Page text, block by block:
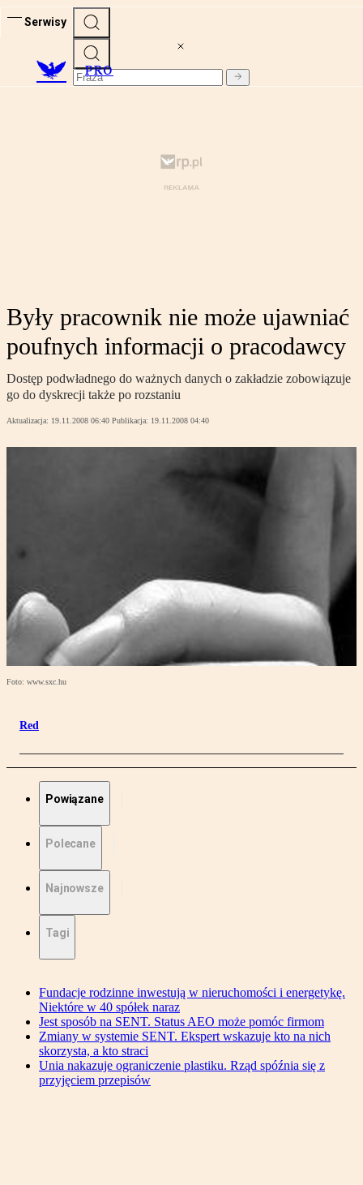
Serwisy
PRO
Były pracownik nie może ujawniać
poufnych informacji o pracodawcy
Dostęp podwładnego do ważnych danych o zakładzie zobowiązuje
go do dyskrecji także po rozstaniu
Aktualizacja: 19.11.2008 06:40 Publikacja: 19.11.2008 04:40
Foto: www.sxc.hu
Red
Powiązane
Polecane
Najnowsze
Tagi
Fundacje rodzinne inwestują w nieruchomości i energetykę.
Niektóre w 40 spółek naraz
Jest sposób na SENT. Status AEO może pomóc firmom
Zmiany w systemie SENT. Ekspert wskazuje kto na nich
skorzysta, a kto straci
Unia nakazuje ograniczenie plastiku. Rząd spóźnia się z
przyjęciem przepisów